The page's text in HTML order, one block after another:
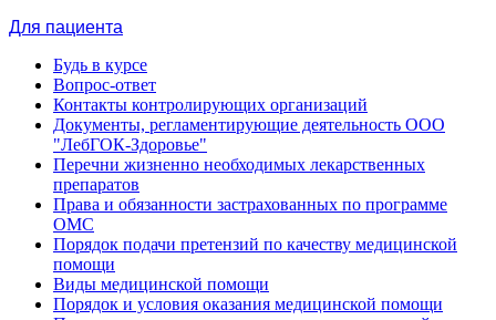
Для пациента
Будь в курсе
Вопрос-ответ
Контакты контролирующих организаций
Документы, регламентирующие деятельность ООО
"ЛебГОК-Здоровье"
Перечни жизненно необходимых лекарственных
препаратов
Права и обязанности застрахованных по программе
ОМС
Порядок подачи претензий по качеству медицинской
помощи
Виды медицинской помощи
Порядок и условия оказания медицинской помощи